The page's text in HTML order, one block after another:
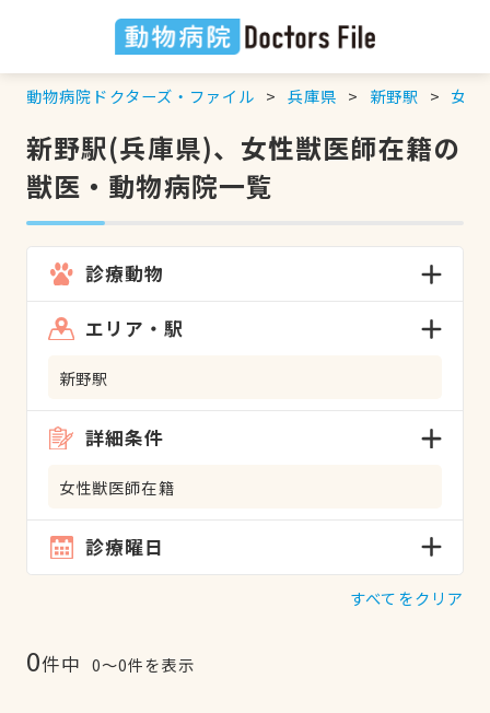
動物病院ドクターズ・ファイル 兵庫県 新野駅 女性
新野駅(兵庫県)、女性獣医師在籍の
獣医・動物病院一覧
診療動物
エリア・駅
新野駅
詳細条件
女性獣医師在籍
診療曜日
すべてをクリア
0件中 0〜0件を表示